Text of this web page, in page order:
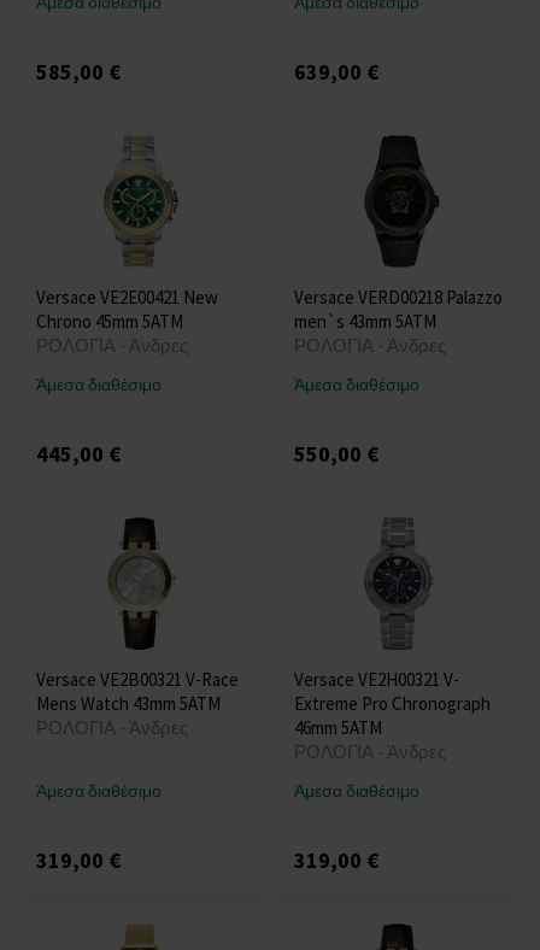
585,00 € 639,00 €
Versace VE2E00421 New
Chrono 45mm 5ATM
ΡΟΛΟΓΙΑ - Άνδρες
Άμεσα διαθέσιμο
445,00 €
Versace VERD00218 Palazzo
men`s 43mm 5ATM
ΡΟΛΟΓΙΑ - Άνδρες
Άμεσα διαθέσιμο
550,00 €
Versace VE2B00321 V-Race
Mens Watch 43mm 5ATM
ΡΟΛΟΓΙΑ - Άνδρες
Άμεσα διαθέσιμο
319,00 €
Versace VE2H00321 V-
Extreme Pro Chronograph
46mm 5ATM
ΡΟΛΟΓΙΑ - Άνδρες
Άμεσα διαθέσιμο
319,00 €